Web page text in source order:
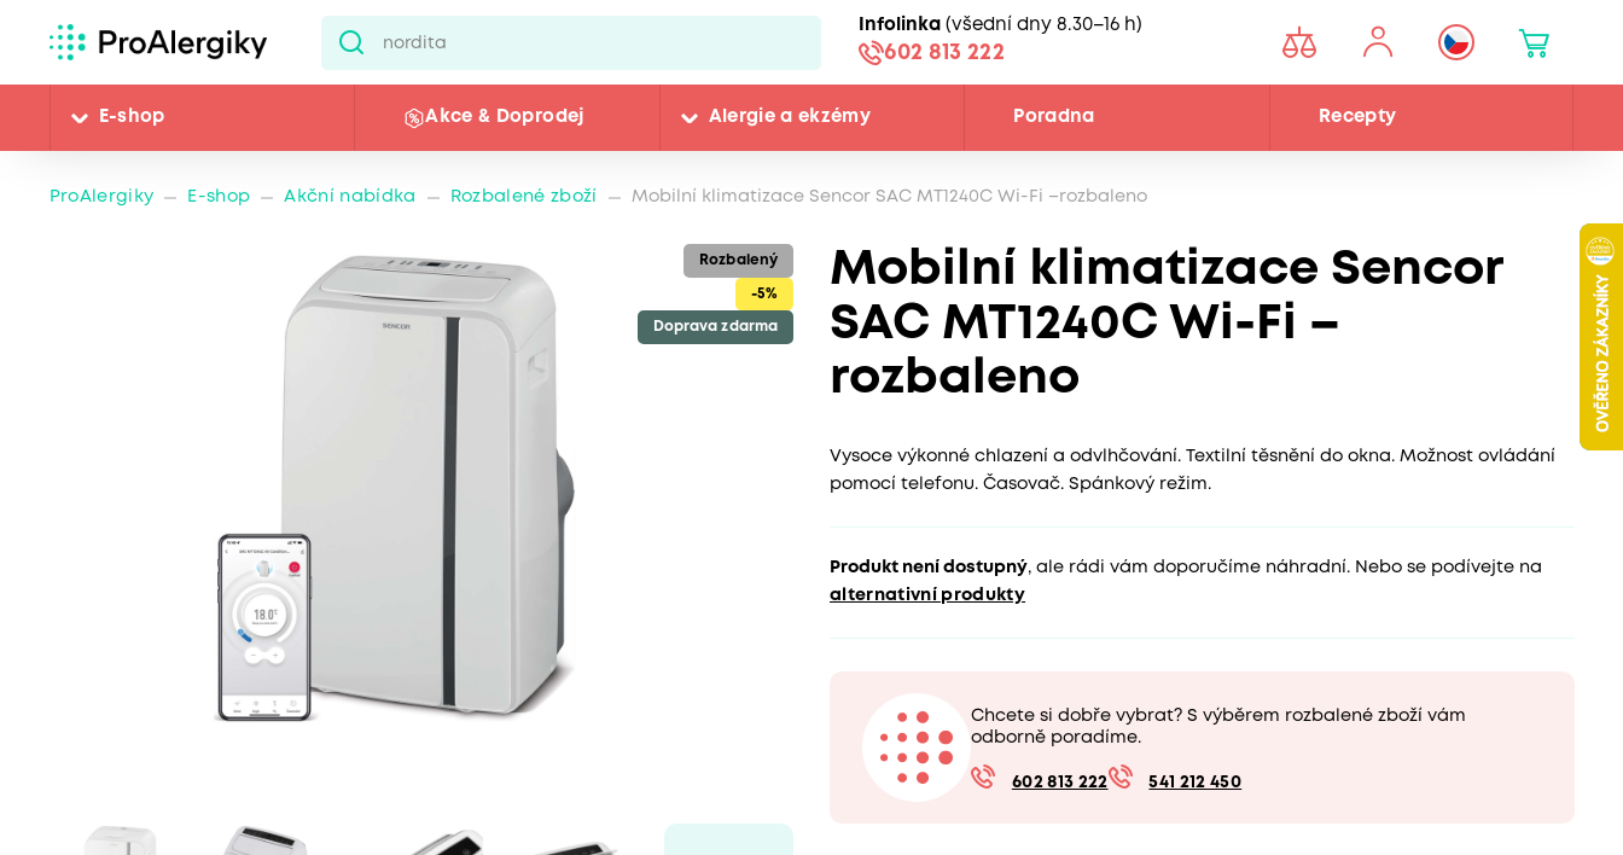
Infolinka (všední dny 8.30–16 h)
602 813 222
E-shop Akce & Doprodej Alergie a ekzémy Poradna Recepty
ProAlergiky E-shop Akční nabídka Rozbalené zboží Mobilní klimatizace Sencor SAC MT1240C Wi-Fi –rozbaleno
Mobilní klimatizace Sencor
SAC MT1240C Wi-Fi –
rozbaleno
Rozbalený
-5%
Doprava zdarma
Vysoce výkonné chlazení a odvlhčování. Textilní těsnění do okna. Možnost ovládání
pomocí telefonu. Časovač. Spánkový režim.
Produkt není dostupný, ale rádi vám doporučíme náhradní. Nebo se podívejte na
alternativní produkty
Chcete si dobře vybrat? S výběrem rozbalené zboží vám
odborně poradíme.
602 813 222 541 212 450